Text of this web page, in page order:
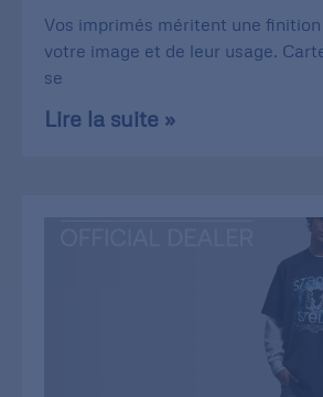
Vos imprimés méritent une
votre image et de leur usage.
se
Lire la suite »